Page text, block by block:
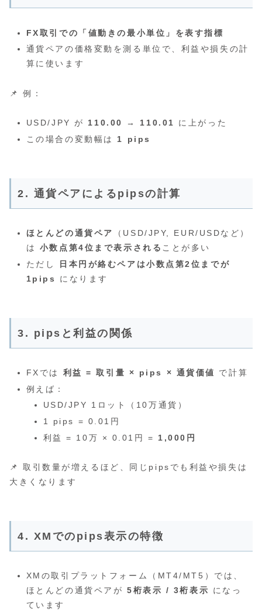
FX取引での「値動きの最小単位」を表す指標
通貨ペアの価格変動を測る単位で、利益や損失の計
算に使います
📌 例：
USD/JPY が 110.00 → 110.01
に上がった
この場合の変動幅は 1 pips
2. 通貨ペアによるpipsの計算
ほとんどの通貨ペア
（USD/JPY, EUR/USDなど）
は 小数点第4位まで表示される ことが多い
ただし
日本円が絡むペアは小数点第2位までが
1pips
になります
3. pipsと利益の関係
FXでは 利益 = 取引量 × pips × 通貨価値
で計算
例えば：
USD/JPY 1ロット（10万通貨）
1 pips = 0.01円
利益 = 10万 × 0.01円 = 1,000円
📌 取引数量が増えるほど、同じpipsでも利益や損失は
大きくなります
4. XMでのpips表示の特徴
XMの取引プラットフォーム（MT4/MT5）では、
ほとんどの通貨ペアが 5桁表示 / 3桁表示
になっ
ています